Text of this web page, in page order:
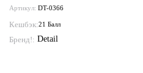
Артикул: DT-0366
Кешбэк:21 Балл
Бренд!: Detail